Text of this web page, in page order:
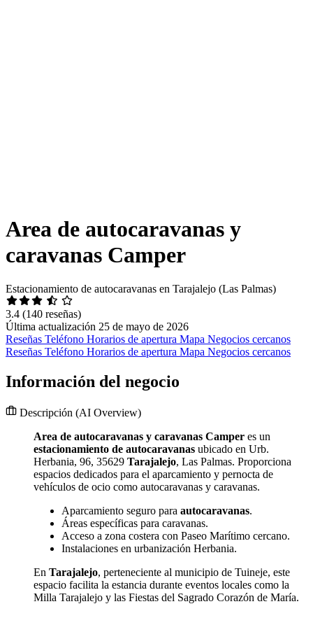
Area de autocaravanas y
caravanas Camper
Estacionamiento de autocaravanas en Tarajalejo (Las Palmas)
3.4 (140 reseñas)
Última actualización 25 de mayo de 2026
Reseñas Teléfono Horarios de apertura Mapa Negocios cercanos
Reseñas Teléfono Horarios de apertura Mapa Negocios cercanos
Información del negocio
Descripción (AI Overview)
Area de autocaravanas y caravanas Camper es un
estacionamiento de autocaravanas ubicado en Urb.
Herbania, 96, 35629 Tarajalejo, Las Palmas. Proporciona
espacios dedicados para el aparcamiento y pernocta de
vehículos de ocio como autocaravanas y caravanas.
Aparcamiento seguro para autocaravanas.
Áreas específicas para caravanas.
Acceso a zona costera con Paseo Marítimo cercano.
Instalaciones en urbanización Herbania.
En Tarajalejo, perteneciente al municipio de Tuineje, este
espacio facilita la estancia durante eventos locales como la
Milla Tarajalejo y las Fiestas del Sagrado Corazón de María.